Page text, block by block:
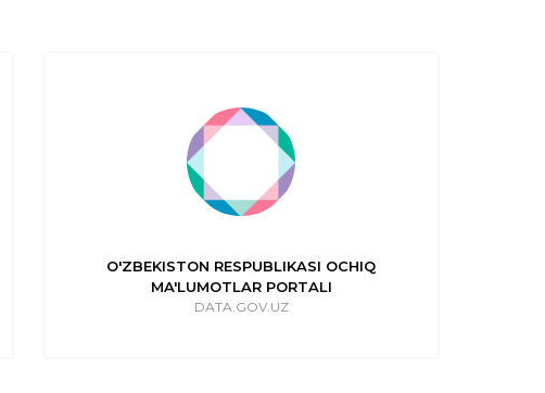
O'ZBEKISTON RESPUBLIKASI OCHIQ
MA'LUMOTLAR PORTALI
DATA.GOV.UZ